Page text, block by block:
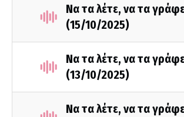
Να τα λέτε, να τα
(15/10/2025)
Να τα λέτε, να τα
(13/10/2025)
Να τα λέτε, να τα